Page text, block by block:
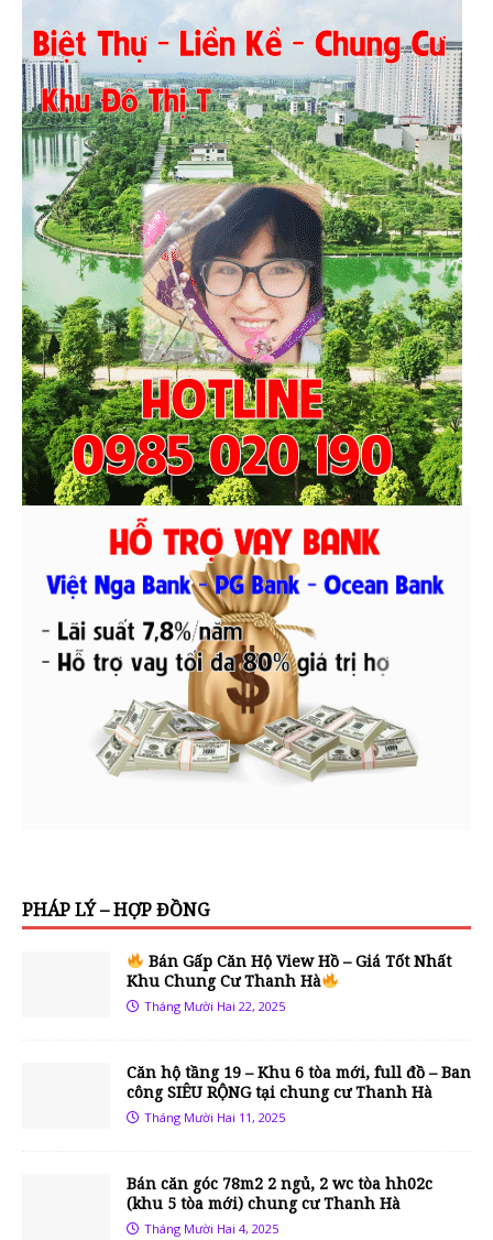
PHÁP LÝ – HỢP ĐỒNG
Bán Gấp Căn Hộ View Hồ – Giá Tốt Nhất
Khu Chung Cư Thanh Hà
Tháng Mười Hai 22, 2025
Căn hộ tầng 19 – Khu 6 tòa mới, full đồ – Ban
công SIÊU RỘNG tại chung cư Thanh Hà
Tháng Mười Hai 11, 2025
Bán căn góc 78m2 2 ngủ, 2 wc tòa hh02c
(khu 5 tòa mới) chung cư Thanh Hà
Tháng Mười Hai 4, 2025